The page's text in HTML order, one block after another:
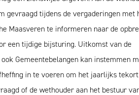
gevraagd tijdens de vergaderingen met
Maasveren te informeren naar de
een tijdige bijsturing. Uitkomst van de
Gemeentebelangen kan instemmen
in te voeren om het jaarlijks
of de wethouder aan het bestuur